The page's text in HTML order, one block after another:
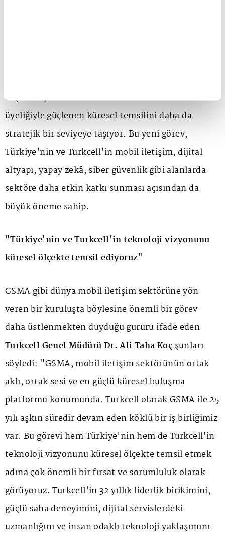
seçilmesi, Turkcell'in GSMA Yönetim Kurulu
üyeliğiyle güçlenen küresel temsilini daha da
stratejik bir seviyeye taşıyor. Bu yeni görev,
Türkiye'nin ve Turkcell'in mobil iletişim, dijital
altyapı, yapay zekâ, siber güvenlik gibi alanlarda
sektöre daha etkin katkı sunması açısından da
büyük öneme sahip.
"Türkiye'nin ve Turkcell'in teknoloji vizyonunu
küresel ölçekte temsil ediyoruz"
GSMA gibi dünya mobil iletişim sektörüne yön
veren bir kuruluşta böylesine önemli bir görev
daha üstlenmekten duyduğu gururu ifade eden
Turkcell Genel Müdürü Dr. Ali Taha Koç şunları
söyledi: "GSMA, mobil iletişim sektörünün ortak
aklı, ortak sesi ve en güçlü küresel buluşma
platformu konumunda. Turkcell olarak GSMA ile 25
yılı aşkın süredir devam eden köklü bir iş birliğimiz
var. Bu görevi hem Türkiye'nin hem de Turkcell'in
teknoloji vizyonunu küresel ölçekte temsil etmek
adına çok önemli bir fırsat ve sorumluluk olarak
görüyoruz. Turkcell'in 32 yıllık liderlik birikimini,
güçlü saha deneyimini, dijital servislerdeki
uzmanlığını ve insan odaklı teknoloji yaklaşımını